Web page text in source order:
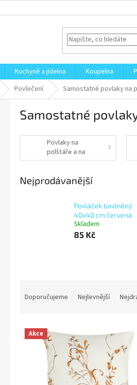
Kuchyně a jídelna Koupelna
Povlečení Samostatné povlaky na
Samostatné
Povlaky na
polštáře a na
dekorační
Nejprodávanější
Povláček bavlněný
40x40 cm červená
Skladem
85 Kč
n
Doporučujeme Nejlevnější
V Akce